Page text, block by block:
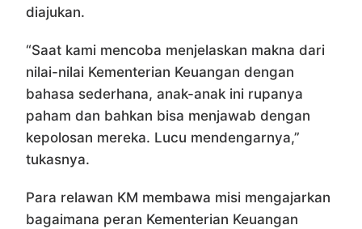
diajukan.
“Saat kami mencoba menjelaskan makna dari
nilai-nilai Kementerian Keuangan dengan
bahasa sederhana, anak-anak ini rupanya
paham dan bahkan bisa menjawab dengan
kepolosan mereka. Lucu mendengarnya,”
tukasnya.
Para relawan KM membawa misi mengajarkan
bagaimana peran Kementerian Keuangan